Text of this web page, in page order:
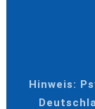
Hinweis: